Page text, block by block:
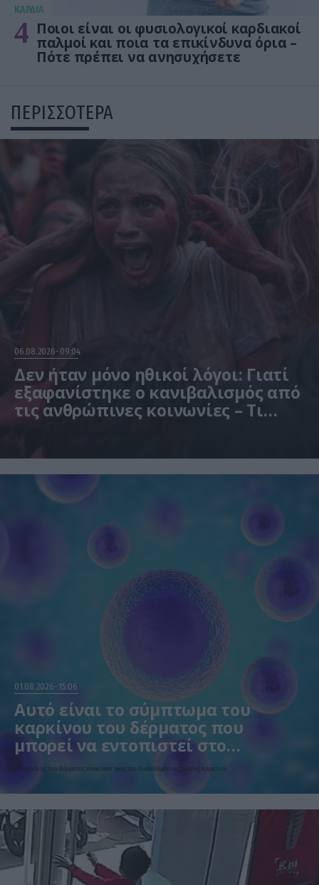
KΑΡΔΙΑ
4 Ποιοι είναι οι φυσιολογικοί καρδιακοί
παλμοί και ποια τα επικίνδυνα όρια –
Πότε πρέπει να ανησυχήσετε
ΠΕΡΙΣΣΟΤΕΡΑ
06.08.2026 09:04
Δεν ήταν μόνο ηθικοί λόγοι: Γιατί
εξαφανίστηκε ο κανιβαλισμός από
τις ανθρώπινες κοινωνίες – Τι
01.08.2026 15:06
Αυτό είναι το σύμπτωμα του
καρκίνου του δέρματος που
μπορεί να εντοπιστεί στο
κομμωτήριο! – Τι δείχνει νέα
έρευνα
Ο καρκίνος του δέρματος είναι από τους πιο διαδεδομένους τύπους καρκίνου